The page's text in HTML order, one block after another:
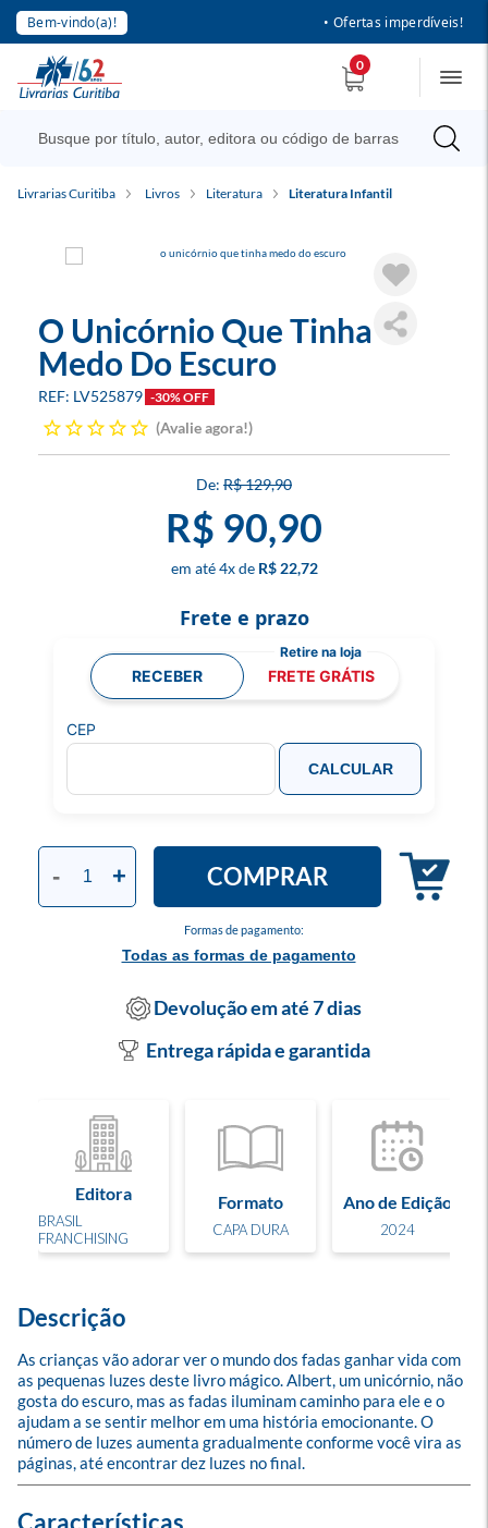
Bem-vindo(a)! • Ofertas imperdíveis!
0
Livrarias Curitiba Livros Literatura Literatura Infantil
O Unicórnio Que Tinha
Medo Do Escuro
LV525879 -30% OFF
Avalie agora!
R$ 129,90
R$ 90,90
4x R$ 22,72
Formas de pagamento:
Todas as formas de pagamento
- + COMPRAR
Frete e prazo
RECEBER FRETE GRÁTIS
CEP
CALCULAR
Devolução em até 7 dias
Entrega rápida e garantida
Editora
BRASIL
FRANCHISING
Formato
CAPA DURA
Ano de Edição
2024
Descrição
As crianças vão adorar ver o mundo dos fadas ganhar vida com
as pequenas luzes deste livro mágico. Albert, um unicórnio, não
gosta do escuro, mas as fadas iluminam caminho para ele e o
ajudam a se sentir melhor em uma história emocionante. O
número de luzes aumenta gradualmente conforme você vira as
páginas, até encontrar dez luzes no final.